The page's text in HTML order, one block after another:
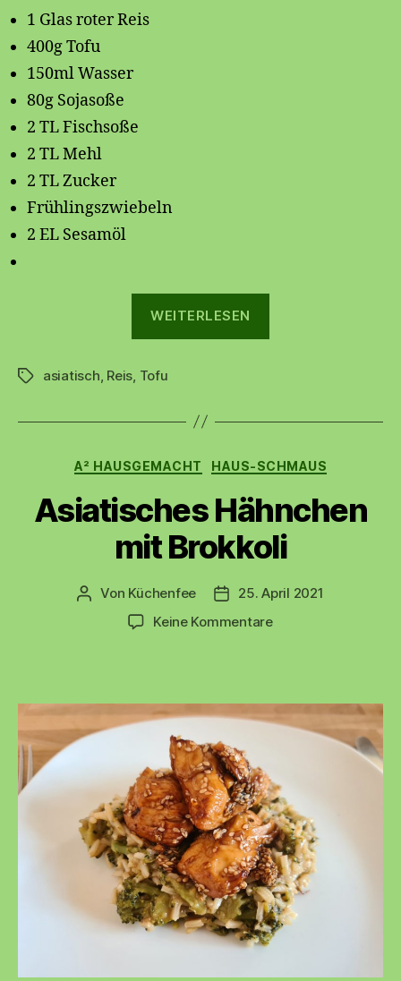
1 Glas roter Reis
400g Tofu
150ml Wasser
80g Sojasoße
2 TL Fischsoße
2 TL Mehl
2 TL Zucker
Frühlingszwiebeln
2 EL Sesamöl
WEITERLESEN
🍚“
Schlagwörter
asiatisch Reis Tofu
Kategorien
A² HAUSGEMACHT HAUS-SCHMAUS
Asiatisches Hähnchen
mit Brokkoli
Beitragsautor
Von Küchenfee Beitragsdatum
25. April 2021
Keine Kommentarezu
Brokkoli